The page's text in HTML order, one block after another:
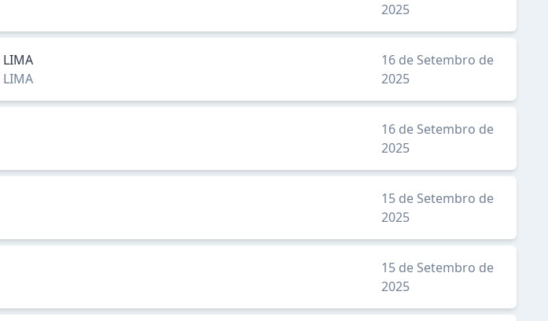
2025
16 de Setembro de
2025
16 de Setembro de
2025
15 de Setembro de
2025
15 de Setembro de
2025